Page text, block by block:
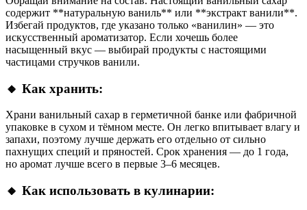
содержит **натуральную ваниль** или **экстракт ванили**.
Избегай продуктов, где указано только «ванилин» — это
искусственный ароматизатор. Если хочешь более
насыщенный вкус — выбирай продукты с настоящими
частицами стручков ванили.
🔸 Как хранить:
Храни ванильный сахар в герметичной банке или фабричной
упаковке в сухом и тёмном месте. Он легко впитывает влагу и
запахи, поэтому лучше держать его отдельно от сильно
пахнущих специй и пряностей. Срок хранения — до 1 года,
но аромат лучше всего в первые 3–6 месяцев.
🔸 Как использовать в кулинарии: